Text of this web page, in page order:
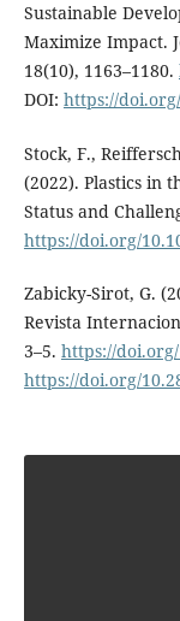
Sustainable
Maximize Impact.
18(10), 1163–1180.
DOI: https://
Stock, F.,
(2022). Plastics in
Status and
https://doi.org/
Zabicky-Sirot, G.
Revista
3–5. https://
https://doi.org/